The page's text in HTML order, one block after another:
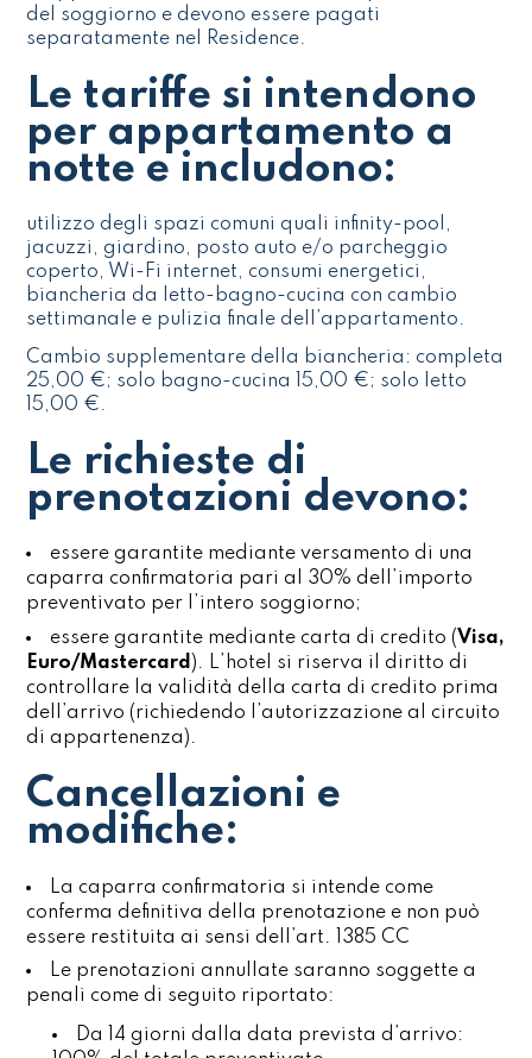
del soggiorno e devono essere pagati
separatamente nel Residence.
Le tariffe si intendono
per appartamento a
notte e includono:
utilizzo degli spazi comuni quali infinity-pool,
jacuzzi, giardino, posto auto e/o parcheggio
coperto, Wi-Fi internet, consumi energetici,
biancheria da letto-bagno-cucina con cambio
settimanale e pulizia finale dell’appartamento.
Cambio supplementare della biancheria: completa
25,00 €; solo bagno-cucina 15,00 €; solo letto
15,00 €.
Le richieste di
prenotazioni devono:
essere garantite mediante versamento di una
caparra confirmatoria pari al 30% dell’importo
preventivato per l’intero soggiorno;
essere garantite mediante carta di credito (Visa,
Euro/Mastercard ). L’hotel si riserva il diritto di
controllare la validità della carta di credito prima
dell’arrivo (richiedendo l’autorizzazione al circuito
di appartenenza).
Cancellazioni e
modifiche:
La caparra confirmatoria si intende come
conferma definitiva della prenotazione e non può
essere restituita ai sensi dell’art. 1385 CC
Le prenotazioni annullate saranno soggette a
penali come di seguito riportato:
Da 14 giorni dalla data prevista d’arrivo: